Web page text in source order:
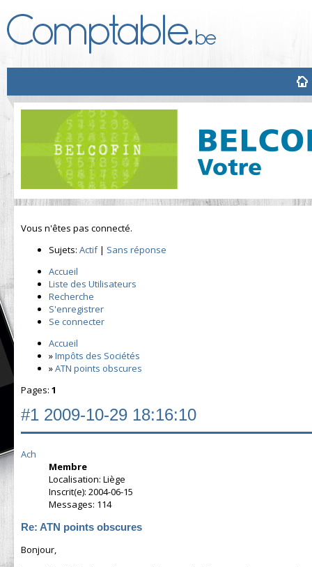
Vous n'êtes pas connecté.
Sujets: Actif| Sans réponse
Accueil
Liste des Utilisateurs
Recherche
S'enregistrer
Se connecter
Accueil
»Impôts des Sociétés
»ATN points obscures
Pages: 1
#1 2009-10-29 18:16:10
Ach
Membre
Localisation: Liège
Inscrit(e): 2004-06-15
Messages: 114
Re: ATN points obscures
Bonjour,